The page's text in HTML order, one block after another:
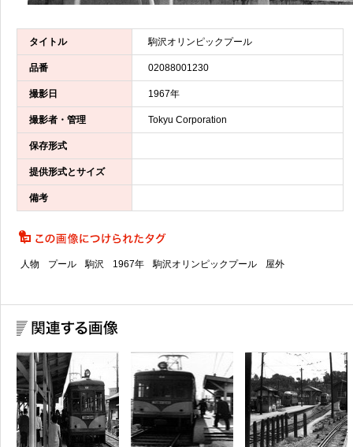
タイトル 駒沢オリンピックプール
品番 02088001230
撮影日 1967年
撮影者・管理 Tokyu Corporation
保存形式
提供形式とサイズ
備考
人物 プール 駒沢 1967年 駒沢オリンピックプール 屋外